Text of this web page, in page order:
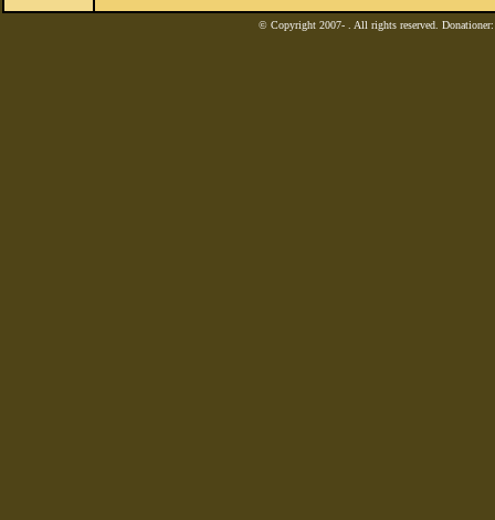
© Copyright 2007- . All rights reserved.